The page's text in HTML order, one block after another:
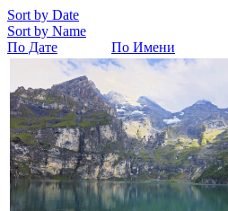
Sort by Date
Sort by Name
По Дате
По Имени